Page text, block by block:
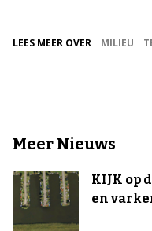
LEES MEER OVER MILIEU
Meer Nieuws
KIJK op
en